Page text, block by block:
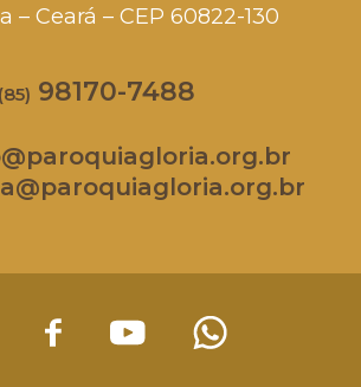
– Ceará – CEP 60822-130
(85) 98170-7488